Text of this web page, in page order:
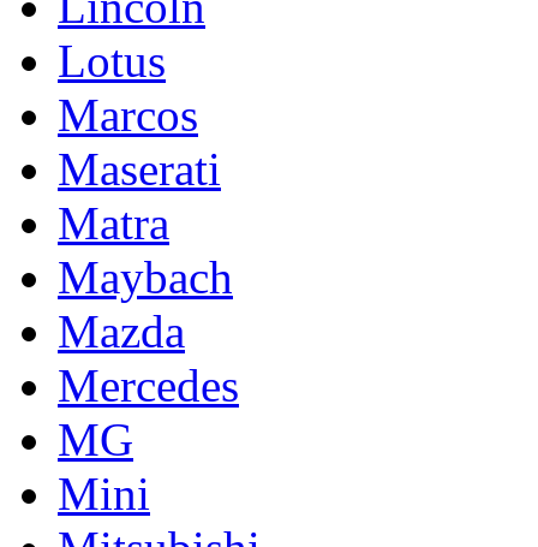
Lotus
Marcos
Maserati
Matra
Maybach
Mazda
Mercedes
MG
Mini